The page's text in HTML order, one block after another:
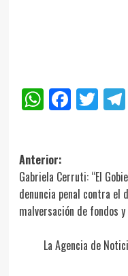
Navegación
de
entradas
Anterior:
Gabriela Cerruti: “El
denuncia penal contra el
malversación de fondos y
La Agencia de